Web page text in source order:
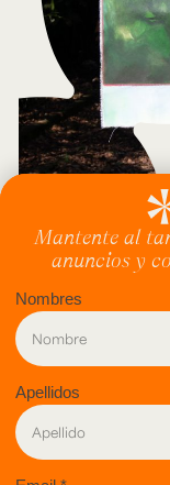
Entre el valle y la
Tsoi.
12 AUG 2026 ―
evento